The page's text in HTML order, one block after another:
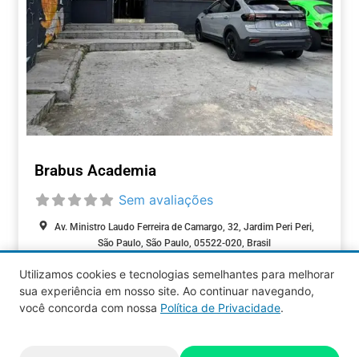
Brabus Academia
Sem avaliações
Av. Ministro Laudo Ferreira de Camargo, 32, Jardim Peri Peri,
São Paulo, São Paulo, 05522-020, Brasil
FITNESS / BEM-
ESTAR
Utilizamos cookies e tecnologias semelhantes para melhorar
sua experiência em nosso site. Ao continuar navegando,
você concorda com nossa Política de Privacidade.